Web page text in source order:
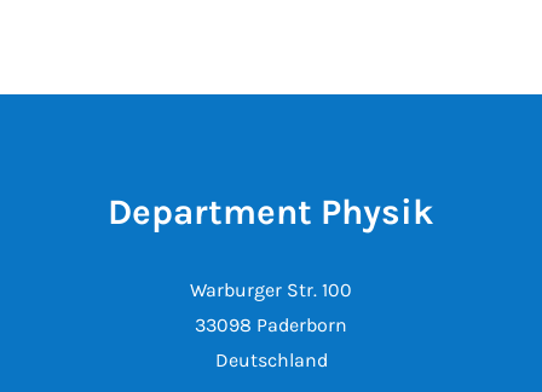
Department Physik
Warburger Str. 100
33098 Paderborn
Deutschland